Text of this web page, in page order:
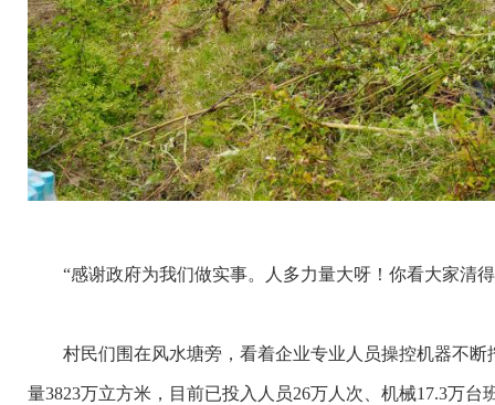
“感谢政府为我们做实事。人多力量大呀！你看大家清
村民们围在风水塘旁，看着企业专业人员操控机器不断
量3823万立方米，目前已投入人员26万人次、机械17.3万